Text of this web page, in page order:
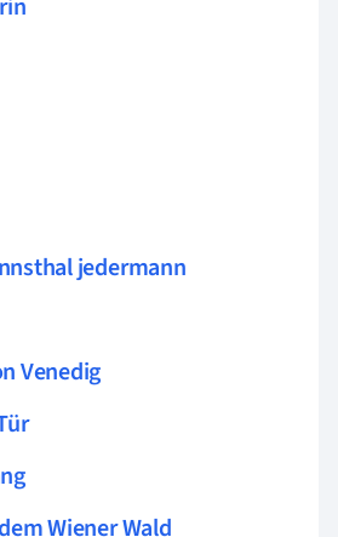
jedermann
Venedig
Wiener Wald